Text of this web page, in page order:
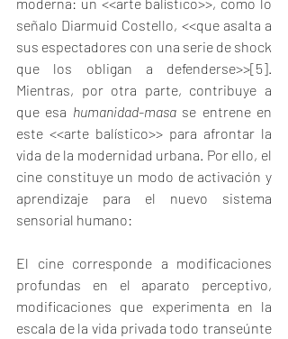
señalo Diarmuid Costello, <<que asalta a
sus espectadores con una serie de shock
que los obligan a defenderse>>[5]
Mientras, por otra parte, contribuye a
que esa humanidad-masa se entrene en
este <<arte balístico>> para afrontar la
vida de la modernidad urbana. Por ello, el
cine constituye un modo de activación y
aprendizaje para el nuevo sistema
sensorial humano:
El cine corresponde a modificaciones
profundas en el aparato perceptivo,
modificaciones que experimenta en la
escala de la vida privada todo transeúnte